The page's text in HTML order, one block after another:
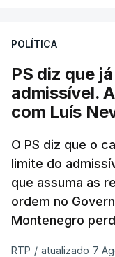
abertura de
ter qualquer
dessas obras.
POLÍTICA
PS diz que
admissível.
com Luís
O PS diz que o
limite do
que assuma as
ordem no
Montenegro
RTP / atualizado 7